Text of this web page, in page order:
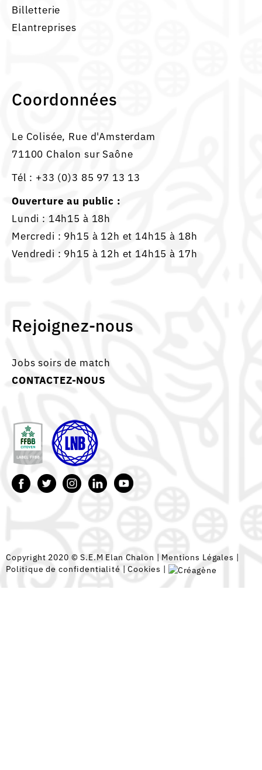
Billetterie
Elantreprises
Coordonnées
Le Colisée, Rue d'Amsterdam
71100 Chalon sur Saône
Tél : +33 (0)3 85 97 13 13
Ouverture au public :
Lundi : 14h15 à 18h
Mercredi : 9h15 à 12h et 14h15 à 18h
Vendredi : 9h15 à 12h et 14h15 à 17h
Rejoignez-nous
Jobs soirs de match
CONTACTEZ-NOUS
Copyright 2020 © S.E.M Elan Chalon | Mentions Légales |
Politique de confidentialité |Cookies |